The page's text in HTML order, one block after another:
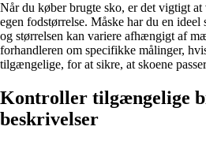
Når du køber brugte sko, er det vigtigt
egen fodstørrelse. Måske har du en
og størrelsen kan variere afhængigt af
forhandleren om specifikke målinger,
tilgængelige, for at sikre, at skoene
Kontroller tilgængelige
beskrivelser